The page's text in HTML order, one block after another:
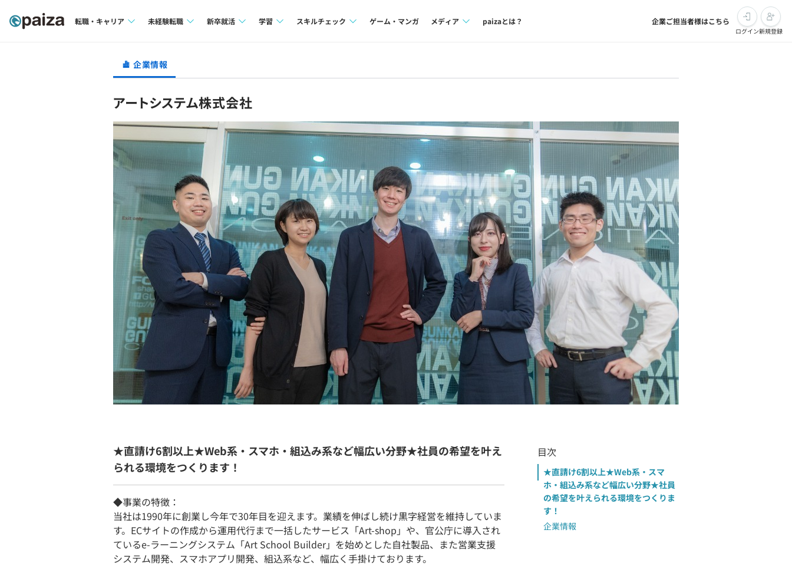
転職・キャリア
転職成功ガイド
未経験転職
求人検索
転職成功ガイド
新卒就活
インターン
新卒エージェント
イベント・セミナー
インタビュー
就活成功ガイド
学習
ナレッジ
プラン
個人向けプラン
法人向けプラン
学校向けプラン
契約内容・クーポン
スキルチェック
再チャレンジ結果一覧
ゲーム・マンガ メディア paizaとは？ 企業ご担当者様はこちら
ログイン新規登録
企業情報
アートシステム株式会社
★直請け6割以上★Web系・スマホ・組込み系など幅広い分野★社員の希望を叶え
られる環境をつくります！
◆事業の特徴：
当社は1990年に創業し今年で30年目を迎えます。業績を伸ばし続け黒字経営を維持していま
す。ECサイトの作成から運用代行まで一括したサービス「Art-shop」や、官公庁に導入され
ているe-ラーニングシステム「Art School Builder」を始めとした自社製品、また営業支援
システム開発、スマホアプリ開発、組込系など、幅広く手掛けております。
目次
★直請け6割以上★Web系・スマ
ホ・組込み系など幅広い分野★社員
の希望を叶えられる環境をつくりま
す！
企業情報